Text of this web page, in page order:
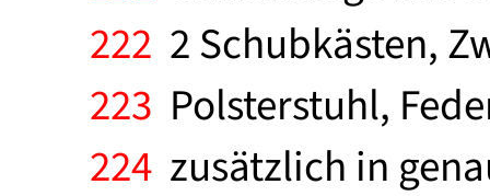
222 2 Schubkästen,
223 Polsterstuhl,
224 zusätzlich in